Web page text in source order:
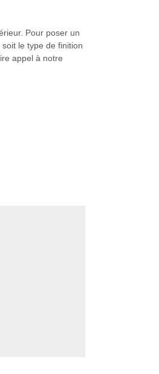
Pour poser un
le type de finition
appel à notre